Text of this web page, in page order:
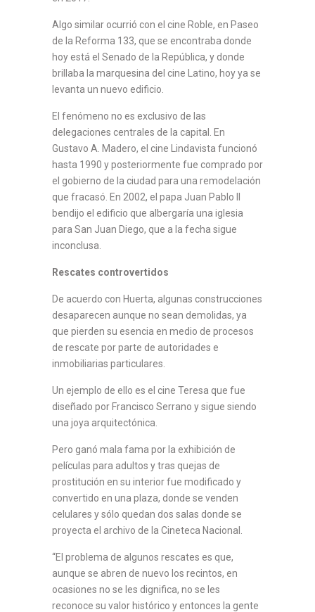
Algo similar ocurrió con el cine Roble, en Paseo
de la Reforma 133, que se encontraba donde
hoy está el Senado de la República, y donde
brillaba la marquesina del cine Latino, hoy ya se
levanta un nuevo edificio.
El fenómeno no es exclusivo de las
delegaciones centrales de la capital. En
Gustavo A. Madero, el cine Lindavista funcionó
hasta 1990 y posteriormente fue comprado por
el gobierno de la ciudad para una remodelación
que fracasó. En 2002, el papa Juan Pablo II
bendijo el edificio que albergaría una iglesia
para San Juan Diego, que a la fecha sigue
inconclusa.
Rescates controvertidos
De acuerdo con Huerta, algunas construcciones
desaparecen aunque no sean demolidas, ya
que pierden su esencia en medio de procesos
de rescate por parte de autoridades e
inmobiliarias particulares.
Un ejemplo de ello es el cine Teresa que fue
diseñado por Francisco Serrano y sigue siendo
una joya arquitectónica.
Pero ganó mala fama por la exhibición de
películas para adultos y tras quejas de
prostitución en su interior fue modificado y
convertido en una plaza, donde se venden
celulares y sólo quedan dos salas donde se
proyecta el archivo de la Cineteca Nacional.
“El problema de algunos rescates es que,
aunque se abren de nuevo los recintos, en
ocasiones no se les dignifica, no se les
reconoce su valor histórico y entonces la gente